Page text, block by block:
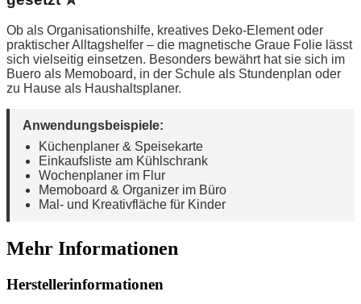
Ob als Organisationshilfe, kreatives Deko-Element oder
praktischer Alltagshelfer – die magnetische Graue Folie lässt
sich vielseitig einsetzen. Besonders bewährt hat sie sich im
Buero als Memoboard, in der Schule als Stundenplan oder
zu Hause als Haushaltsplaner.
Anwendungsbeispiele:
Küchenplaner & Speisekarte
Einkaufsliste am Kühlschrank
Wochenplaner im Flur
Memoboard & Organizer im Büro
Mal- und Kreativfläche für Kinder
Mehr Informationen
Herstellerinformationen